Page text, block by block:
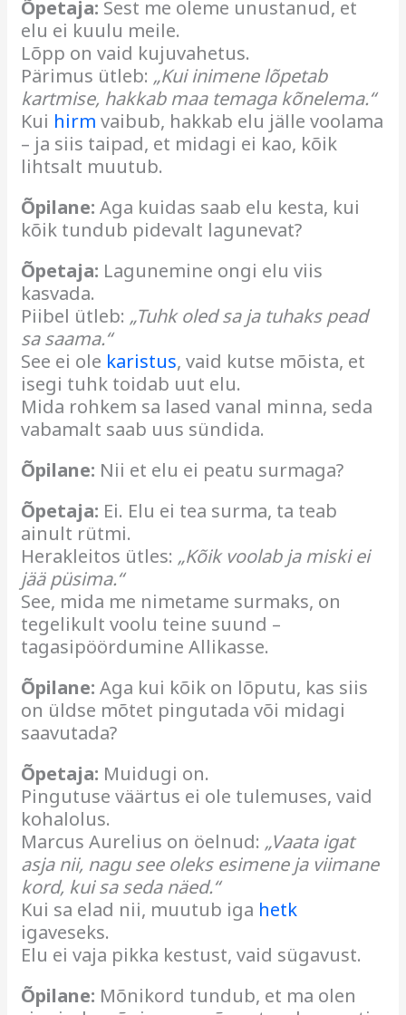
Õpetaja: Sest me oleme unustanud, et
elu ei kuulu meile.
Lõpp on vaid kujuvahetus.
Pärimus ütleb: „Kui inimene lõpetab
kartmise, hakkab maa temaga kõnelema.“
Kui hirm vaibub, hakkab elu jälle voolama
– ja siis taipad, et midagi ei kao, kõik
lihtsalt muutub.
Õpilane: Aga kuidas saab elu kesta, kui
kõik tundub pidevalt lagunevat?
Õpetaja: Lagunemine ongi elu viis
kasvada.
Piibel ütleb: „Tuhk oled sa ja tuhaks pead
sa saama.“
See ei ole karistus, vaid kutse mõista, et
isegi tuhk toidab uut elu.
Mida rohkem sa lased vanal minna, seda
vabamalt saab uus sündida.
Õpilane: Nii et elu ei peatu surmaga?
Õpetaja: Ei. Elu ei tea surma, ta teab
ainult rütmi.
Herakleitos ütles: „Kõik voolab ja miski ei
jää püsima.“
See, mida me nimetame surmaks, on
tegelikult voolu teine suund –
tagasipöördumine Allikasse.
Õpilane: Aga kui kõik on lõputu, kas siis
on üldse mõtet pingutada või midagi
saavutada?
Õpetaja: Muidugi on.
Pingutuse väärtus ei ole tulemuses, vaid
kohalolus.
Marcus Aurelius on öelnud: „Vaata igat
asja nii, nagu see oleks esimene ja viimane
kord, kui sa seda näed.“
Kui sa elad nii, muutub iga hetk
igaveseks.
Elu ei vaja pikka kestust, vaid sügavust.
Õpilane: Mõnikord tundub, et ma olen